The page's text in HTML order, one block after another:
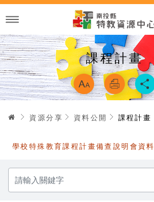
跳
主
內
容
課程計畫
首頁資源分享 資料公開 課程計畫
學校特殊教育課程計畫備查說明會資料
請
輸
入
關